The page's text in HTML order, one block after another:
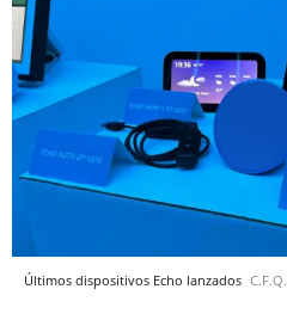
Últimos dispositivos Echo lanzados C.F.Q.